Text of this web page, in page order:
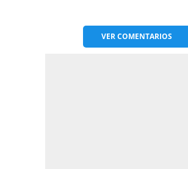
VERCOMENTARIOS